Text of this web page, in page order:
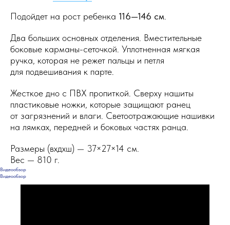
Подойдет на рост ребенка 116—146 см.
Два больших основных отделения. Вместительные
боковые карманы-сеточкой. Уплотненная мягкая
ручка, которая не режет пальцы и петля
для подвешивания к парте.
Жесткое дно c ПВХ пропиткой. Сверху нашиты
пластиковые ножки, которые защищают ранец
от загрязнений и влаги. Светоотражающие нашивки
на лямках, передней и боковых частях ранца.
Размеры (вxдxш) — 37×27×14 см.
Вес — 810 г.
Видеообзор
Видеообзор